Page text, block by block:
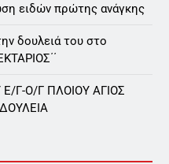
ειδών πρώτης ανάγκης
δουλειά του στο
Γ-Ο/Γ ΠΛΟΙΟY ΑΓΙΟΣ